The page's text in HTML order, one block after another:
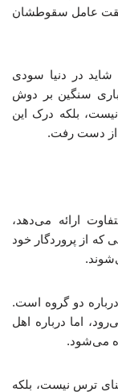
عامل سقوطشان
در دنیا سودی
باری سنگین بر دوش
بلکه درک این
از دست رفت.
ارائه می‌دهد،
که از پروردگار خود
دو گروه است.
اما درباره اهل
می‌شود.
ترس نیست، بلکه